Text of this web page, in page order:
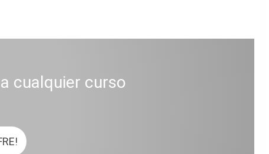
cualquier curso